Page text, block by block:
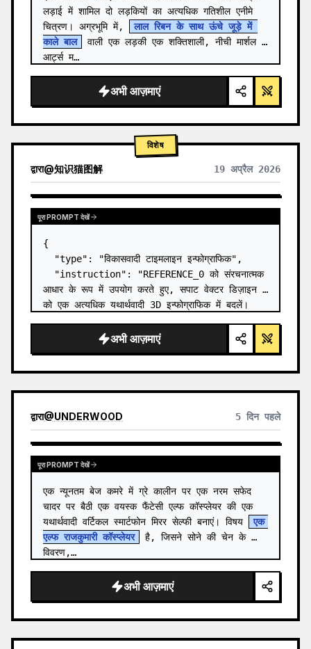
लड़ाई में शामिल दो लड़कियों का अत्यधिक गतिशील एनीमे
चित्रण। अग्रभूमि में,
लाल रिबन के साथ ऊंचे जूड़े में
काले बाल
वाली एक लड़की एक शक्तिशाली, नीची मार्शल
आर्ट्स म…
अभी आज़माएं
विशेष
द्वारा@知识猫图解 19 अप्रैल 2026
पूरा PROMPT देखें
{
  "type": "विकासवादी टाइमलाइन इन्फोग्राफिक",
  "instruction": "REFERENCE_0 को संरचनात्मक
आधार के रूप में उपयोग करते हुए, सपाट वेक्टर डिज़ाइन
को एक अत्यधिक यथार्थवादी 3D इन्फोग्राफिक में बदलें।
अभी आज़माएं
द्वारा@UNDERWOOD 5 दिन पहले
पूरा PROMPT देखें
एक न्यूनतम बेज कमरे में ग्रे कालीन पर एक नरम सफेद
चादर पर बैठी एक वयस्क फैंटेसी एल्फ कॉस्प्लेयर की एक
यथार्थवादी वर्टिकल स्मार्टफोन मिरर सेल्फी बनाएं। विषय
एक
एल्फ राजकुमारी कॉस्प्लेयर
है, जिसने सोने की चेन के
विवरण,…
अभी आज़माएं